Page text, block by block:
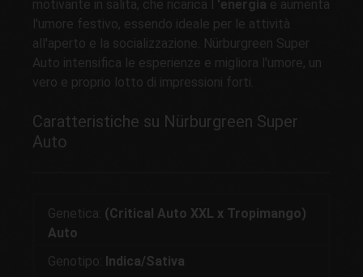
motivante in salita, che ricarica l 'energia e aumenta
l'umore festivo, essendo ideale per le attività
all'aperto e la socializzazione. Nürburgreen Super
Auto intensifica le esperienze e migliora l'umore, un
vero e proprio lotto di impressioni forti.
Caratteristiche su Nürburgreen Super
Auto
Genetica: (Critical Auto XXL x Tropimango)
Auto
Genotipo: Indica/Sativa